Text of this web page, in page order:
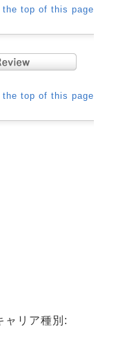
the top of this page
the top of this page
リア種別: